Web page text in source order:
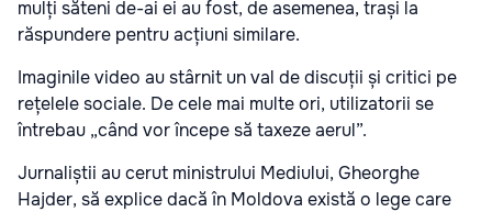
mulți săteni de-ai ei au fost, de asemenea, trași la
răspundere pentru acțiuni similare.
Imaginile video au stârnit un val de discuții și critici pe
rețelele sociale. De cele mai multe ori, utilizatorii se
întrebau „când vor începe să taxeze aerul”.
Jurnaliștii au cerut ministrului Mediului, Gheorghe
Hajder, să explice dacă în Moldova există o lege care